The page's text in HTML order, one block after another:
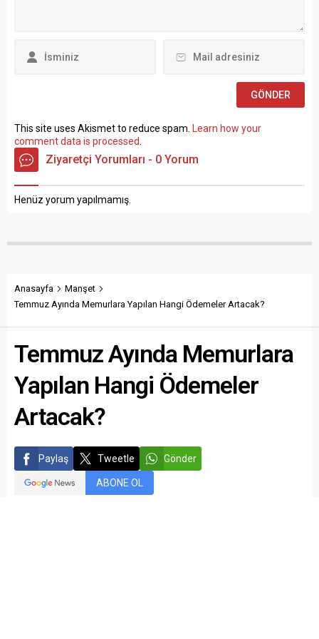
Sosyal Çalışmacı; sözlü
This site uses Akismet to reduce spam.
Learn how your
comment data is processed
Ziyaretçi Yorumları - 0 Yorum
Henüz yorum yapılmamış.
Anasayfa
Manşet
Temmuz Ayında Memurlara Yapılan Hangi Ödemeler Artacak?
Temmuz Ayında Memurlara
Yapılan Hangi Ödemeler
Artacak?
Paylaş Tweetle Gönder
ABONE OL